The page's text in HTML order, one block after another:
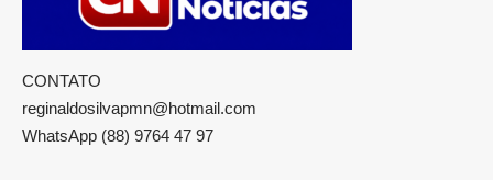
CONTATO
reginaldosilvapmn@hotmail.com
WhatsApp (88) 9764 47 97